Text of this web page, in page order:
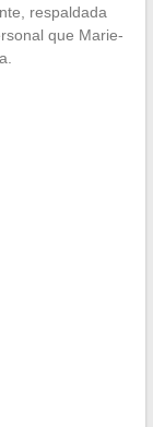
respaldada
que Marie-